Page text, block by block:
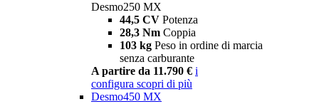
Desmo250 MX
44,5 CV Potenza
28,3 Nm Coppia
103 kg Peso in ordine di marcia
senza carburante
A partire da 11.790 € i
configura scopri di più
Desmo450 MX